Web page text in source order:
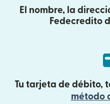
El nombre, la
Fedecredito
Tu tarjeta de débito,
método